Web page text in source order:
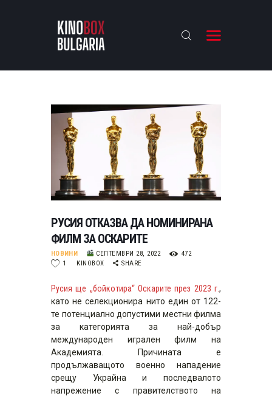
KINOBOX BULGARIA
АНАЛИЗИ
БАХТИ НАГРАДИТЕ
ИНТЕРВЮТА
ЗА НАС
РУСИЯ ОТКАЗВА ДА НОМИНИРАНА
ФИЛМ ЗА ОСКАРИТЕ
НОВИНИ СЕПТЕМВРИ 28, 2022
472
1
KINOBOX SHARE
Русия ще „бойкотира“ Оскарите през 2023 г.,
като не селекционира нито един от 122-
те потенциално допустими местни филма
за категорията за най-добър
международен игрален филм на
Академията. Причината е
продължаващото военно нападение
срещу Украйна и последвалото
напрежение с правителството на